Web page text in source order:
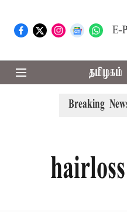
E-
தமிழகம்
Breaking
எம்.பி.க்கள் கூட்டத்துக்கு
hairloss